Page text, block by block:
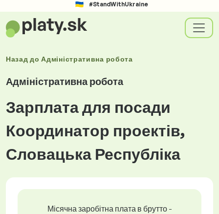
#StandWithUkraine
Назад до Адміністративна робота
Адміністративна робота
Зарплата для посади
Координатор проектів,
Словацька Республіка
Місячна заробітна плата в брутто -